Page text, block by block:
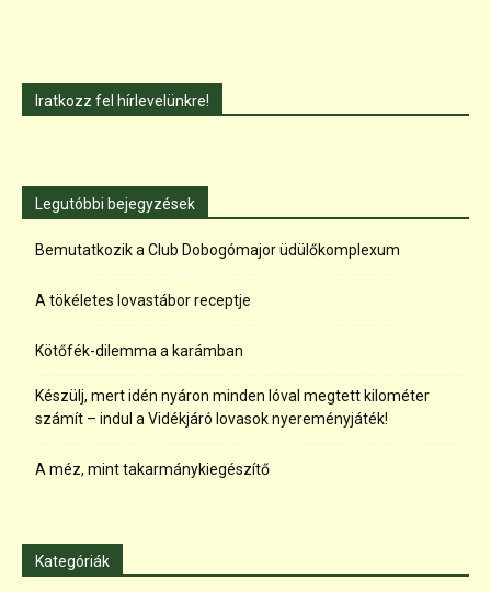
Iratkozz fel hírlevelünkre!
Legutóbbi bejegyzések
Bemutatkozik a Club Dobogómajor üdülőkomplexum
A tökéletes lovastábor receptje
Kötőfék-dilemma a karámban
Készülj, mert idén nyáron minden lóval megtett kilométer
számít – indul a Vidékjáró lovasok nyereményjáték!
A méz, mint takarmánykiegészítő
Kategóriák